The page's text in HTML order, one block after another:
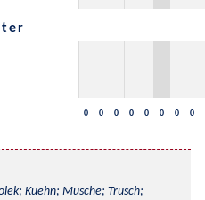
0 0 0 0 0 0 0 0
Kuehn; Musche; Trusch;